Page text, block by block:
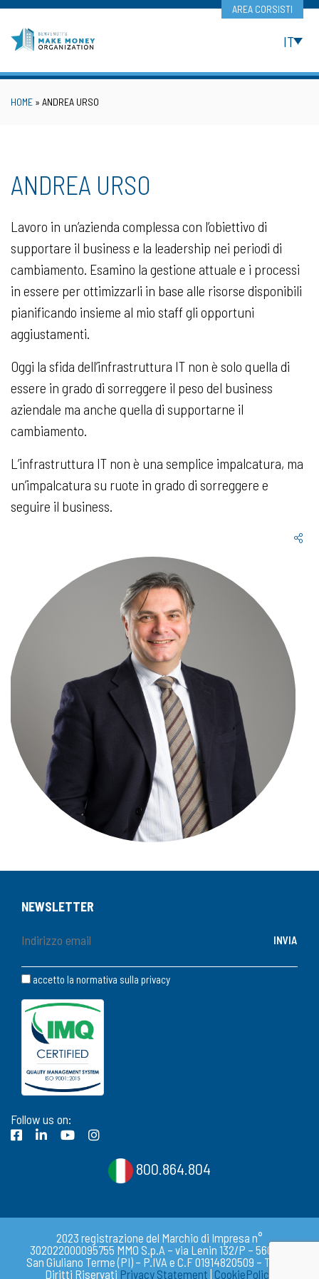
Skip
content
AREA CORSISTI
IT
HOME » ANDREA URSO
ANDREA URSO
Lavoro in un’azienda complessa con l’obiettivo di
supportare il business e la leadership nei periodi di
cambiamento. Esamino la gestione attuale e i processi
in essere per ottimizzarli in base alle risorse disponibili
pianificando insieme al mio staff gli opportuni
aggiustamenti.
Oggi la sfida dell’infrastruttura IT non è solo quella di
essere in grado di sorreggere il peso del business
aziendale ma anche quella di supportarne il
cambiamento.
L’infrastruttura IT non è una semplice impalcatura, ma
un’impalcatura su ruote in grado di sorreggere e
seguire il business.
NEWSLETTER
accetto la normativa sulla privacy
Follow us on:
800.864.804
2023 registrazione del Marchio di Impresa n°
302022000095755 MMO S.p.A – via Lenin 132/P – 56017 –
San Giuliano Terme (PI) – P.IVA e C.F 01914820509 – Tutti i
Diritti Riservati Privacy Statement | CookiePolicy